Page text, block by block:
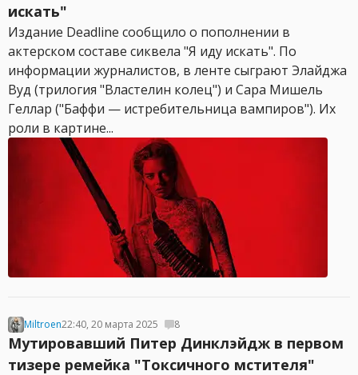
искать"
Издание Deadline сообщило о пополнении в
актерском составе сиквела "Я иду искать". По
информации журналистов, в ленте сыграют Элайджа
Вуд (трилогия "Властелин колец") и Сара Мишель
Геллар ("Баффи — истребительница вампиров"). Их
роли в картине...
Miltroen22:40, 20 марта 2025 8
Мутировавший Питер Динклэйдж в первом
тизере ремейка "Токсичного мстителя"